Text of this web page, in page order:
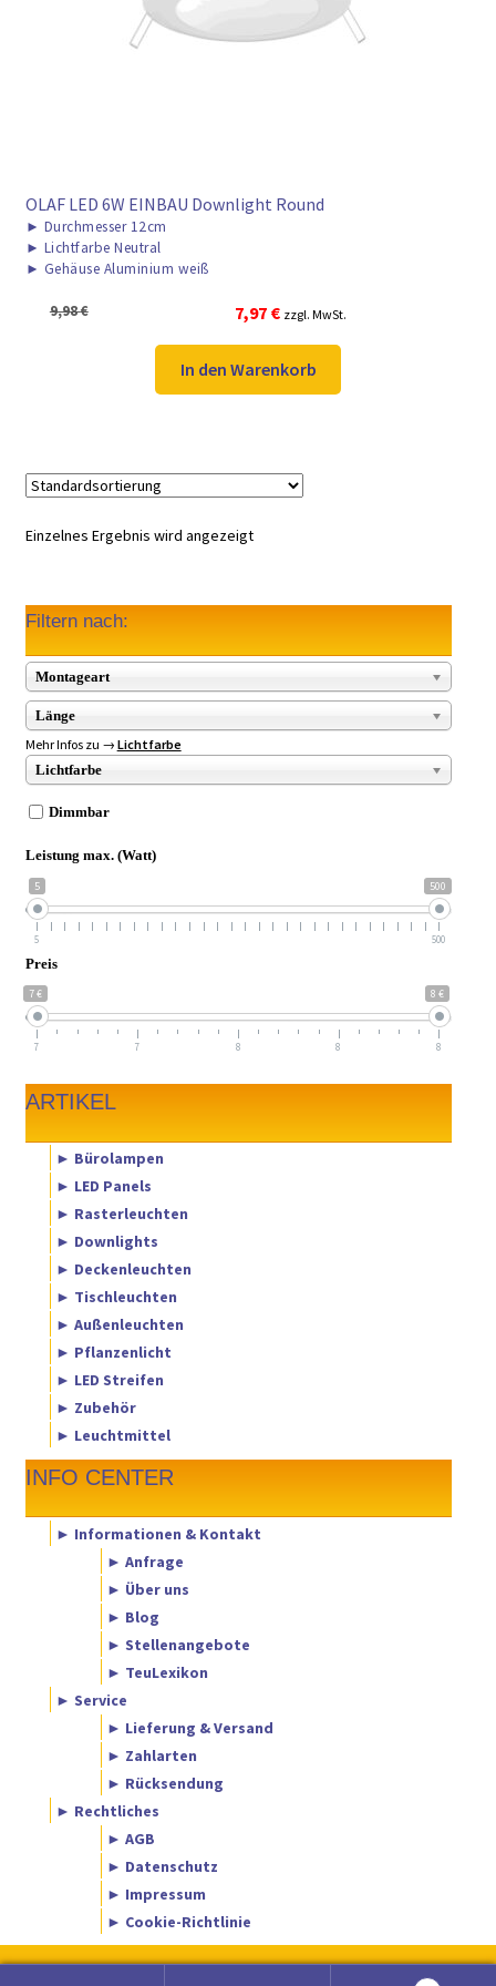
► ZAHLARTEN
► VERSANDARTEN
OLAF LED 6W EINBAU Downlight Round
► Durchmesser 12cm
► Lichtfarbe Neutral
► Gehäuse Aluminium weiß
9,98€
Ursprünglicher
Preis
war:
9,98 €
7,97 €Aktueller
Preis
ist:
7,97 €.
zzgl. MwSt.
In den Warenkorb
Einzelnes Ergebnis wird angezeigt
Filtern nach:
Montageart
Länge
Mehr Infos zu → Lichtfarbe
Lichtfarbe
Dimmbar
Leistung max. (Watt)
5 500
5 500
Preis
7 € 8 €
7 7 8 8 8
ARTIKEL
► Bürolampen
► LED Panels
► Rasterleuchten
► Downlights
► Deckenleuchten
► Tischleuchten
► Außenleuchten
► Pflanzenlicht
► LED Streifen
► Zubehör
► Leuchtmittel
INFO CENTER
► Informationen & Kontakt
► Anfrage
► Über uns
► Blog
► Stellenangebote
► TeuLexikon
► Service
► Lieferung & Versand
► Zahlarten
► Rücksendung
► Rechtliches
► AGB
► Datenschutz
► Impressum
► Cookie-Richtlinie